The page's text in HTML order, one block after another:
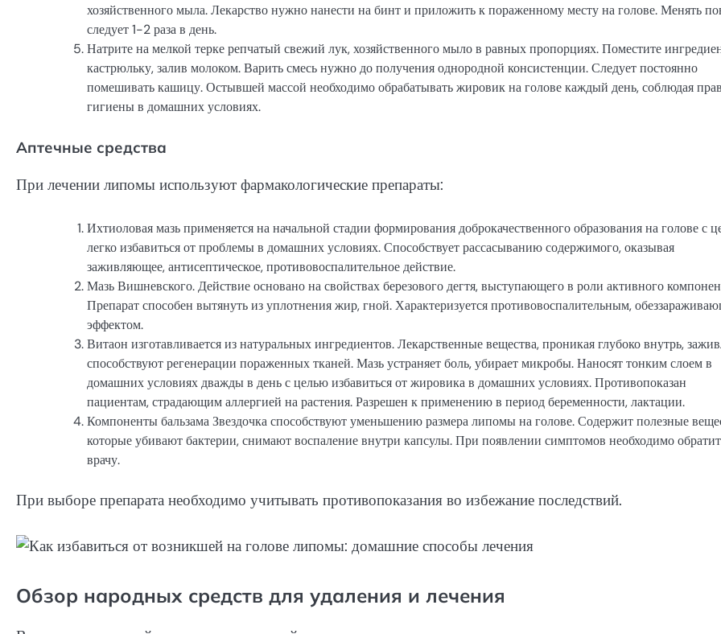
хозяйственного мыла. Лекарство нужно нанести на бинт и приложить к пораженному месту на голове. Менять
следует 1-2 раза в день.
Натрите на мелкой терке репчатый свежий лук, хозяйственного мыло в равных пропорциях. Поместите
кастрюльку, залив молоком. Варить смесь нужно до получения однородной консистенции. Следует постоянно
помешивать кашицу. Остывшей массой необходимо обрабатывать жировик на голове каждый день, соблюдая
гигиены в домашних условиях.
Аптечные средства
При лечении липомы используют фармакологические препараты:
Ихтиоловая мазь применяется на начальной стадии формирования доброкачественного образования на голове с
легко избавиться от проблемы в домашних условиях. Способствует рассасыванию содержимого, оказывая
заживляющее, антисептическое, противовоспалительное действие.
Мазь Вишневского. Действие основано на свойствах березового дегтя, выступающего в роли активного
Препарат способен вытянуть из уплотнения жир, гной. Характеризуется противовоспалительным,
эффектом.
Витаон изготавливается из натуральных ингредиентов. Лекарственные вещества, проникая глубоко внутрь,
способствуют регенерации пораженных тканей. Мазь устраняет боль, убирает микробы. Наносят тонким слоем в
домашних условиях дважды в день с целью избавиться от жировика в домашних условиях. Противопоказан
пациентам, страдающим аллергией на растения. Разрешен к применению в период беременности, лактации.
Компоненты бальзама Звездочка способствуют уменьшению размера липомы на голове. Содержит полезные
которые убивают бактерии, снимают воспаление внутри капсулы. При появлении симптомов необходимо
врачу.
При выборе препарата необходимо учитывать противопоказания во избежание последствий.
Обзор народных средств для удаления и лечения